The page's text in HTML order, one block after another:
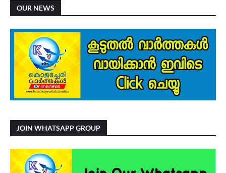
OUR NEWS
JOIN WHATSAPP GROUP